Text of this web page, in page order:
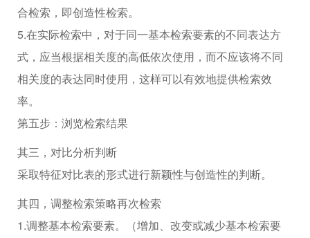
合检索，即创造性检索。
5.在实际检索中，对于同一基本检索要素的不同表达方
式，应当根据相关度的高低依次使用，而不应该将不同
相关度的表达同时使用，这样可以有效地提供检索效
率。
第五步：浏览检索结果
其三，对比分析判断
采取特征对比表的形式进行新颖性与创造性的判断。
其四，调整检索策略再次检索
1.调整基本检索要素。（增加、改变或减少基本检索要